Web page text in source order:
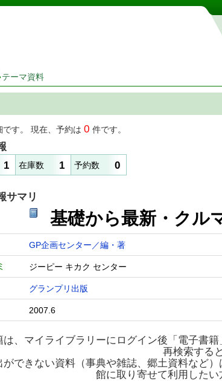
書館 蔵書検索・予約システム
テーマ資料
です。 現在、予約は 0 件です。
1 在庫数 1 予約数 0
サマリ
基礎から最新・クル
GP企画センター／編・著
ジーピー キカク センター
グランプリ出版
2007.6
は、マイライブラリーにログイン後「電子書
再検索する
ができない資料（事典や雑誌、郷土資料など
館に取り寄せて利用したい